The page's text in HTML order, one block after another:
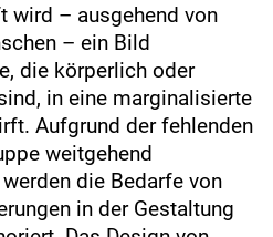
wird – ausgehend von
– ein Bild
die körperlich oder
in eine marginalisierte
Aufgrund der fehlenden
weitgehend
die Bedarfe von
in der Gestaltung